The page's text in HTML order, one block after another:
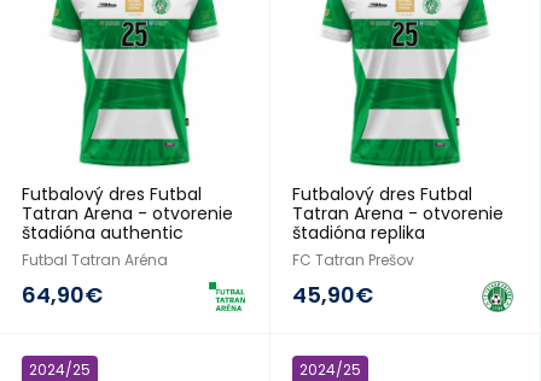
Futbalový dres Futbal
Tatran Arena - otvorenie
štadióna authentic
Futbal Tatran Aréna
64,90€
Futbalový dres Futbal
Tatran Arena - otvorenie
štadióna replika
FC Tatran Prešov
45,90€
2024/25 2024/25